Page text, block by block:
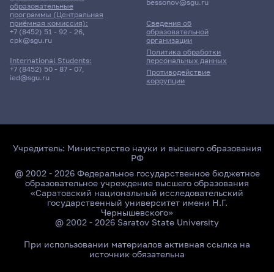
образовательные
программы (Центральная
приёмная комиссия):
+7 (8452) 51 - 92 - 26,
cpk@sgu.ru
International Students:
+7 (8452) 50 - 87 - 07,
ied@sgu.ru
Сведения об
образовательной
организации
Политика обработки
персональных данных
Противодействие
коррупции
bessonov@sgu.ru
Учредитель: Министерство науки и высшего образования
РФ
@ 2002 - 2026 Федеральное государственное бюджетное
образовательное учреждение высшего образования
«Саратовский национальный исследовательский
государственный университет имени Н.Г.
Чернышевского»
@ 2002 - 2026 Saratov State University
При использовании материалов активная ссылка на
источник обязательна